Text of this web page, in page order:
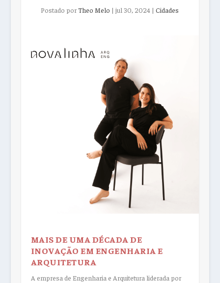
Postado porTheo Melo |jul 30, 2024 |Cidades
MAIS DE UMA DÉCADA DE
INOVAÇÃO EM ENGENHARIA E
ARQUITETURA
A empresa de Engenharia e Arquitetura liderada por